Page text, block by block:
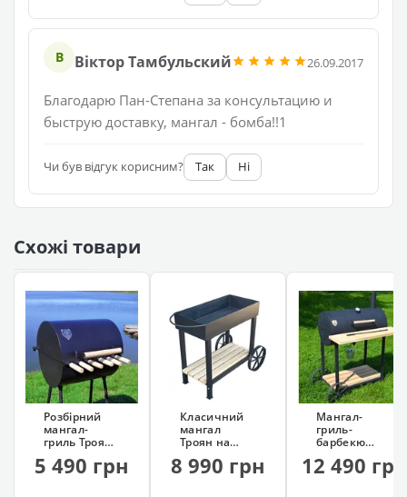
В Віктор Тамбульский 26.09.2017
Благодарю Пан-Степана за консультацию и
быструю доставку, мангал - бомба!!1
Чи був відгук корисним? Так Ні
Схожі товари
Розбірний
мангал-
гриль Троян
шампурів)
5 490 грн
Класичний
мангал
Троян на
(сталь 4 мм)
8 990 грн
Мангал-
гриль-
барбекю
см, на
12 490 грн